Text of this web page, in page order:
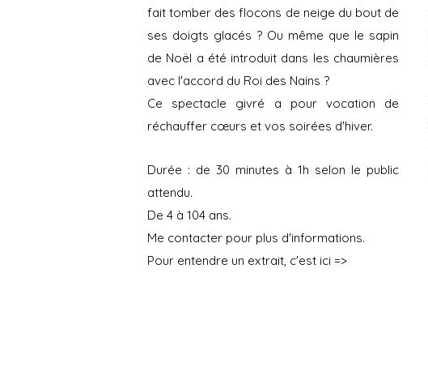
fait tomber des flocons de neige du bout de
ses doigts glacés ? Ou même que le sapin
de Noël a été introduit dans les chaumières
avec l'accord du Roi des Nains ?
Ce spectacle givré a pour vocation de
réchauffer cœurs et vos soirées d'hiver.
Durée : de 30 minutes à 1h selon le public
attendu.
De 4 à 104 ans.
Me contacter pour plus d'informations.
Pour entendre un extrait, c'est ici =>